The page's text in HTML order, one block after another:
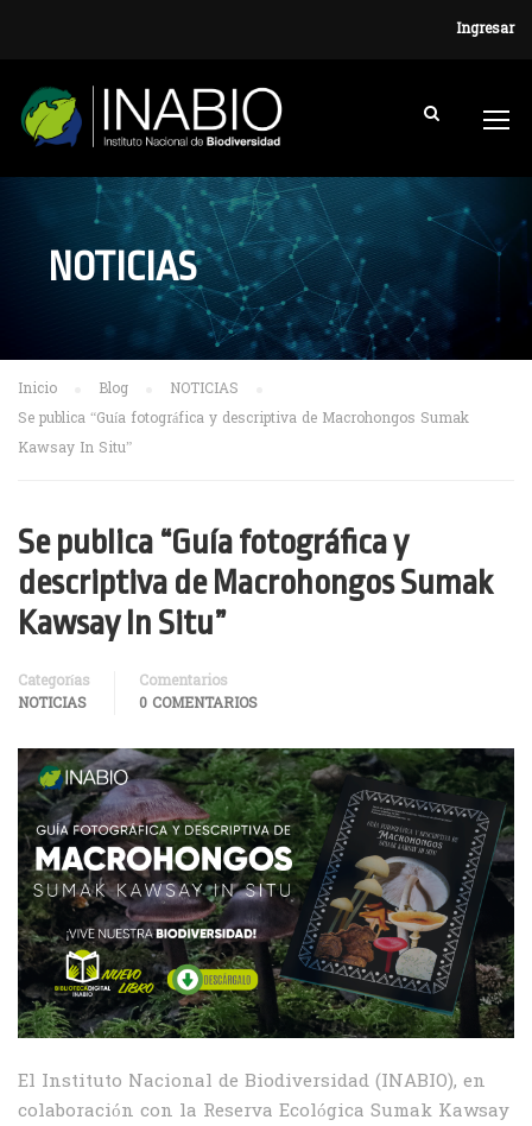
Ingresar
NOTICIAS
Inicio Blog
NOTICIAS
Se publica “Guía fotográfica y descriptiva de Macrohongos Sumak
Kawsay In Situ”
Se publica “Guía fotográfica y
descriptiva de Macrohongos Sumak
Kawsay In Situ”
Categorías
NOTICIAS
Comentarios
0 COMENTARIOS
El Instituto Nacional de Biodiversidad (INABIO), en
colaboración con la Reserva Ecológica Sumak Kawsay